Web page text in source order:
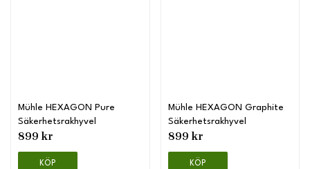
Mühle HEXAGON Pure
Säkerhetsrakhyvel
899 kr
KÖP
Mühle HEXAGON Graphite
Säkerhetsrakhyvel
899 kr
KÖP